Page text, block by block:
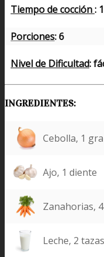
Tiempo de cocción:
Porciones: 6
Nivel de Dificultad:
INGREDIENTES:
Cebolla, 1
Ajo, 1 diente
Zanahorias, 4
Leche, 2 tazas